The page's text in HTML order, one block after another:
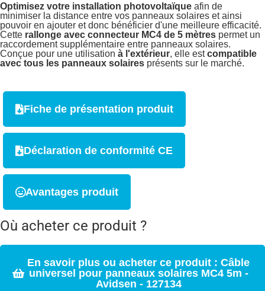
Optimisez votre installation photovoltaïque afin de
minimiser la distance entre vos panneaux solaires et ainsi
pouvoir en ajouter et donc bénéficier d'une meilleure efficacité.
Cette rallonge avec connecteur MC4 de 5 mètres permet un
raccordement supplémentaire entre panneaux solaires.
Conçue pour une utilisation à l'extérieur, elle estcompatible
avec tous les panneaux solaires présents sur le marché.
Fiche de présentation produit
Déclaration de conformité CE
Avantages produit
Où acheter ce produit ?
En savoir plus ou acheter ce produit : Câble
universel pour panneaux solaires MC4 5m -
Avidsen - 127134